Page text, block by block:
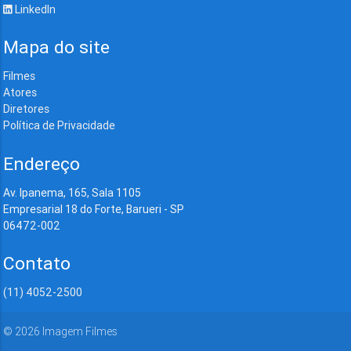
LinkedIn
Mapa do site
Filmes
Atores
Diretores
Política de Privacidade
Endereço
Av. Ipanema, 165, Sala 1105
Empresarial 18 do Forte, Barueri - SP
06472-002
Contato
(11) 4052-2500
© 2026 Imagem Filmes